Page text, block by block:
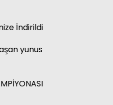
İndirildi
yunus